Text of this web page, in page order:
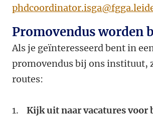
Promovendus worden
Als je geïnteresseerd bent in
promovendus bij ons instituut,
routes:
1. Kijk uit naar vacatures voor